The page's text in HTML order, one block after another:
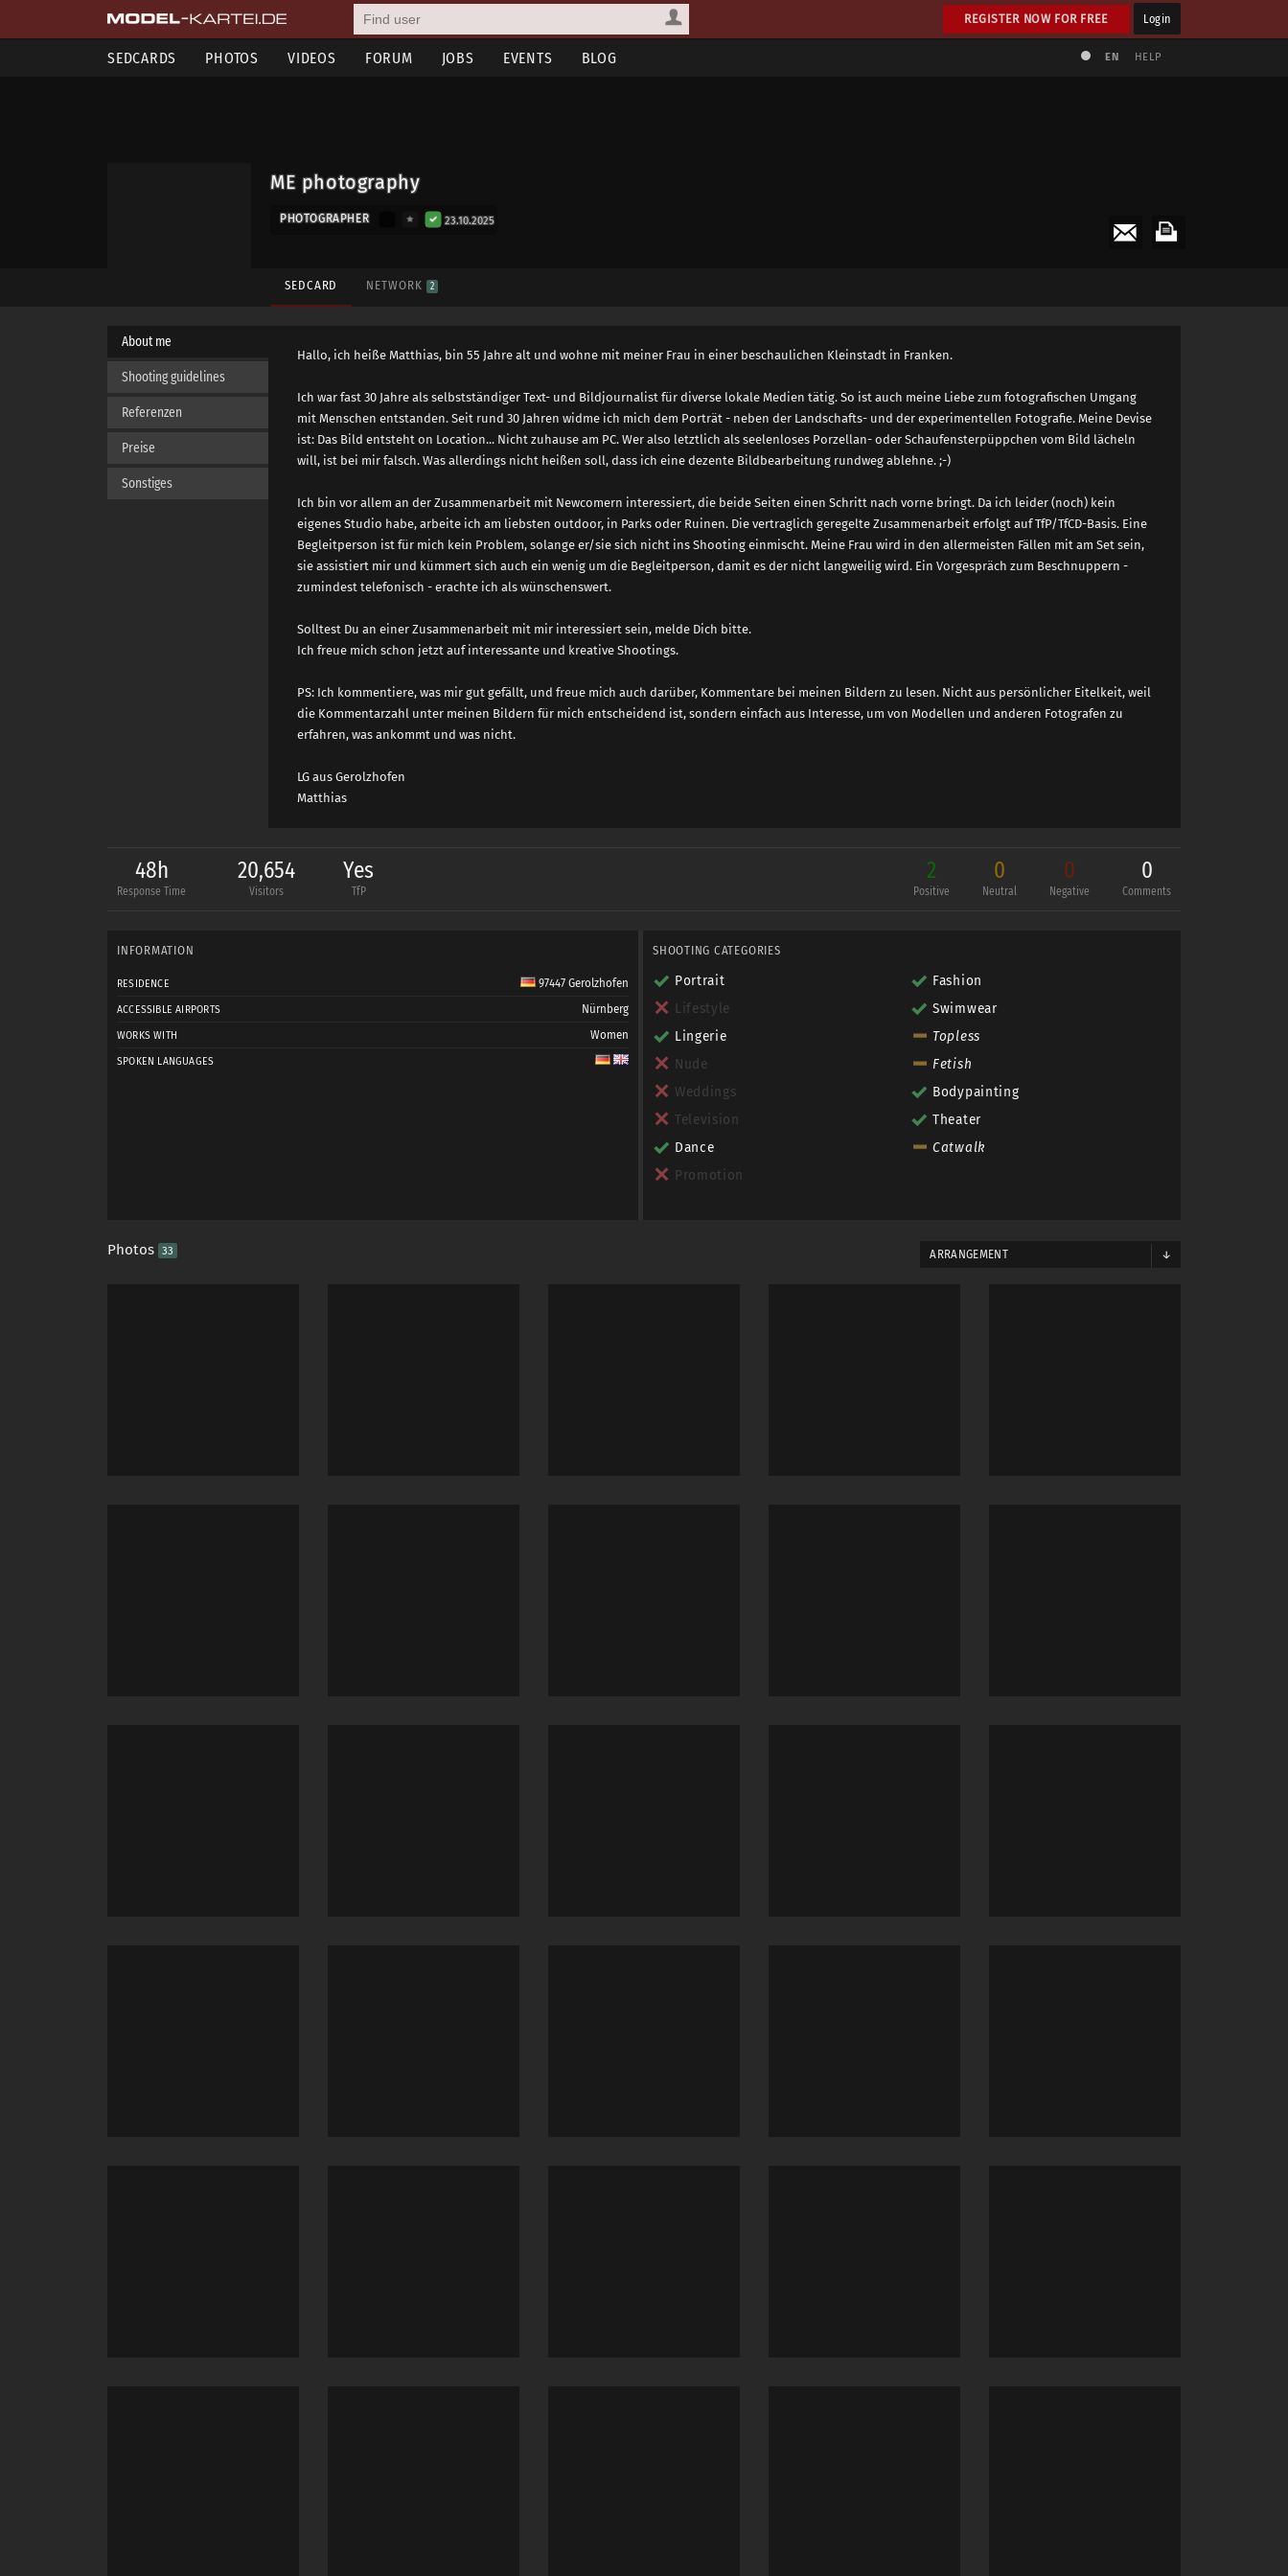
REGISTER NOW FOR FREE Login
SEDCARDS PHOTOS VIDEOS FORUM JOBS EVENTS BLOG EN HELP
ME photography
PHOTOGRAPHER 23.10.2025
SEDCARD NETWORK 2
About me
Shooting guidelines
Referenzen
Preise
Sonstiges
Hallo, ich heiße Matthias, bin 55 Jahre alt und wohne mit meiner Frau in einer beschaulichen Kleinstadt in Franken.
Ich war fast 30 Jahre als selbstständiger Text- und Bildjournalist für diverse lokale Medien tätig. So ist auch meine Liebe zum fotografischen Umgang
mit Menschen entstanden. Seit rund 30 Jahren widme ich mich dem Porträt - neben der Landschafts- und der experimentellen Fotografie. Meine Devise
ist: Das Bild entsteht on Location... Nicht zuhause am PC. Wer also letztlich als seelenloses Porzellan- oder Schaufensterpüppchen vom Bild lächeln
will, ist bei mir falsch. Was allerdings nicht heißen soll, dass ich eine dezente Bildbearbeitung rundweg ablehne. ;-)
Ich bin vor allem an der Zusammenarbeit mit Newcomern interessiert, die beide Seiten einen Schritt nach vorne bringt. Da ich leider (noch) kein
eigenes Studio habe, arbeite ich am liebsten outdoor, in Parks oder Ruinen. Die vertraglich geregelte Zusammenarbeit erfolgt auf TfP/TfCD-Basis. Eine
Begleitperson ist für mich kein Problem, solange er/sie sich nicht ins Shooting einmischt. Meine Frau wird in den allermeisten Fällen mit am Set sein,
sie assistiert mir und kümmert sich auch ein wenig um die Begleitperson, damit es der nicht langweilig wird. Ein Vorgespräch zum Beschnuppern -
zumindest telefonisch - erachte ich als wünschenswert.
Solltest Du an einer Zusammenarbeit mit mir interessiert sein, melde Dich bitte.
Ich freue mich schon jetzt auf interessante und kreative Shootings.
PS: Ich kommentiere, was mir gut gefällt, und freue mich auch darüber, Kommentare bei meinen Bildern zu lesen. Nicht aus persönlicher Eitelkeit, weil
die Kommentarzahl unter meinen Bildern für mich entscheidend ist, sondern einfach aus Interesse, um von Modellen und anderen Fotografen zu
erfahren, was ankommt und was nicht.
LG aus Gerolzhofen
Matthias
48h
Response Time
20,654
Visitors
Yes
TfP
2
Positive
0
Neutral
0
Negative
0
Comments
INFORMATION
RESIDENCE 97447 Gerolzhofen
ACCESSIBLE AIRPORTS Nürnberg
WORKS WITH Women
SPOKEN LANGUAGES
SHOOTING CATEGORIES
Portrait
Lifestyle
Lingerie
Nude
Weddings
Television
Dance
Promotion
Fashion
Swimwear
Topless
Fetish
Bodypainting
Theater
Catwalk
Photos 33 ARRANGEMENT